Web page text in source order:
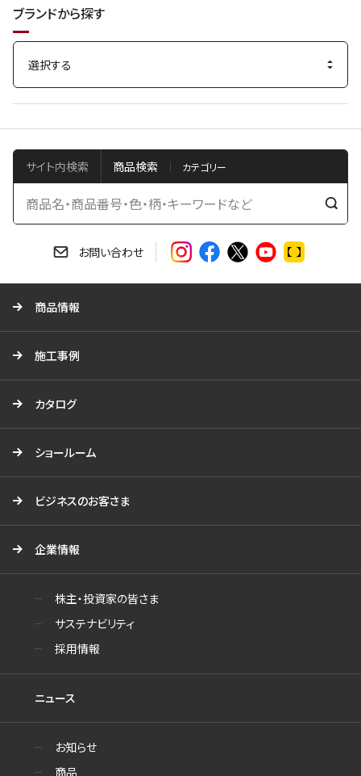
ブランドから探す
サイト内検索 商品検索
検
お問い合わせ
商品情報
施工事例
カタログ
ショールーム
ビジネスのお客さま
企業情報
株主・投資家の皆さま
サステナビリティ
採用情報
ニュース
お知らせ
商品